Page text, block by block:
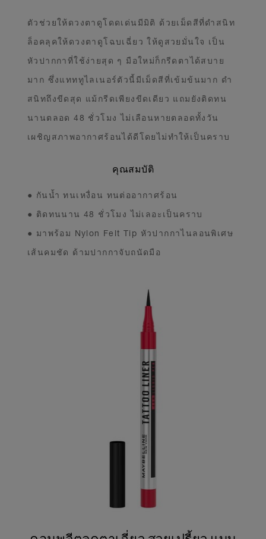
ตัวช่วยให้ดวงตาดูโดดเด่นมีมิติ ด้วยเม็ดสีที่ดำสนิท
ล็อคลุคให้ดวงตาดูโฉบเฉี่ยว ให้ดูสวยมั่นใจ เป็น
หัวปากกาที่ใช้ง่ายสุด ๆ มือใหม่ก็กรีดตาได้สบาย
มาก ซึ่งแทททูไลเนอร์ตัวนี้มีเม็ดสีที่เข้มข้นมาก ดำ
สนิทถึงขีดสุด แม้กรีดเพียงขีดเดียว แถมยังติดทน
นานตลอด 48 ชั่วโมง ไม่เลือนหายตลอดทั้งวัน
เผชิญสภาพอากาศร้อนได้ดีโดยไม่ทำให้เป็นคราบ
คุณสมบัติ
● กันน้ำ ทนเหงื่อน ทนต่ออากาศร้อน
● ติดทนนาน 48 ชั่วโมง ไม่เลอะเป็นคราบ
● มาพร้อม Nylon Felt Tip หัวปากกาไนลอนพิเศษ
เส้นคมชัด ด้ามปากกาจับถนัดมือ